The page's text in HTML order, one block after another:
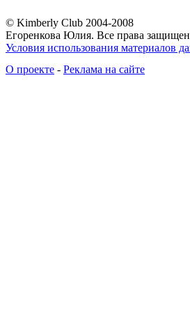
© Kimberly Club 2004-2008
Егоренкова Юлия. Все права
Условия использования материалов
О проекте - Реклама на сайте